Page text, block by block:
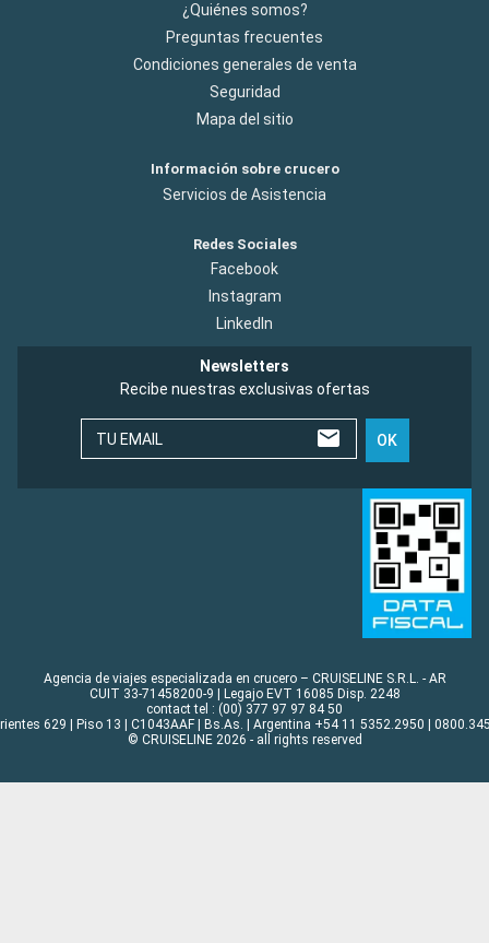
¿Quiénes somos?
Preguntas frecuentes
Condiciones generales de venta
Seguridad
Mapa del sitio
Información sobre crucero
Servicios de Asistencia
Redes Sociales
Facebook
Instagram
LinkedIn
Newsletters
Recibe nuestras exclusivas ofertas
TU EMAIL OK
Agencia de viajes especializada en crucero – CRUISELINE S.R.L. - AR
CUIT 33-71458200-9 | Legajo EVT 16085 Disp. 2248
contact tel : (00) 377 97 97 84 50
629 | Piso 13 | C1043AAF | Bs.As. | Argentina +54 11 5352.2950 |
© CRUISELINE 2026 - all rights reserved